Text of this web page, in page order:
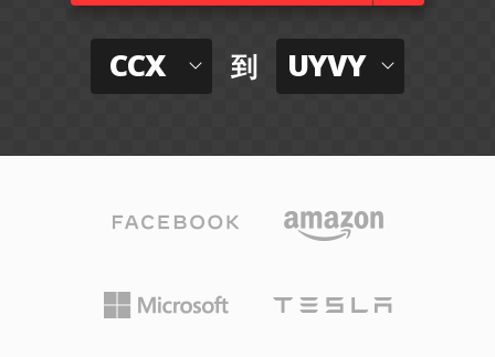
CCX 到 UYVY